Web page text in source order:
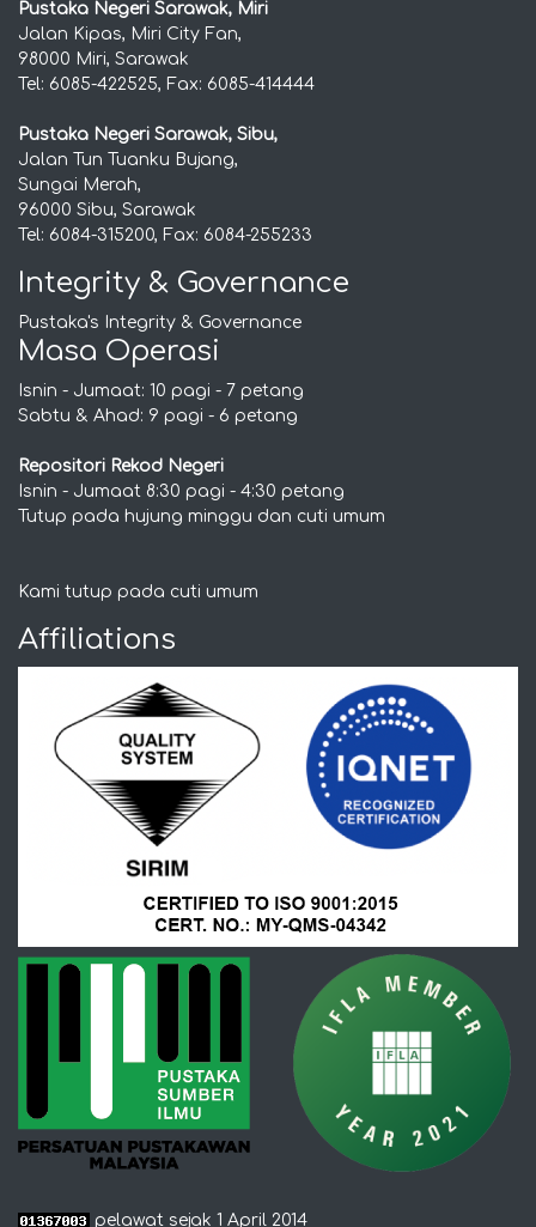
Pustaka Negeri Sarawak, Miri
Jalan Kipas, Miri City Fan,
98000 Miri, Sarawak
Tel: 6085-422525, Fax: 6085-414444
Pustaka Negeri Sarawak, Sibu,
Jalan Tun Tuanku Bujang,
Sungai Merah,
96000 Sibu, Sarawak
Tel: 6084-315200, Fax: 6084-255233
Integrity & Governance
Pustaka's Integrity & Governance
Masa Operasi
Isnin - Jumaat: 10 pagi - 7 petang
Sabtu & Ahad: 9 pagi - 6 petang
Repositori Rekod Negeri
Isnin - Jumaat 8:30 pagi - 4:30 petang
Tutup pada hujung minggu dan cuti umum
Kami tutup pada cuti umum
Affiliations
pelawat sejak 1 April 2014